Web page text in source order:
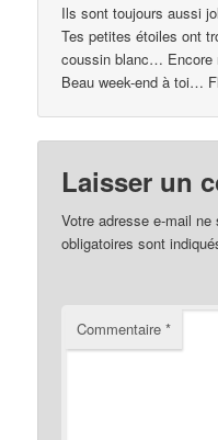
Ils sont toujours aussi
Tes petites étoiles ont
coussin blanc… Encore
Beau week-end à toi…
Laisser un
Votre adresse e-mail ne
obligatoires sont
Commentaire*